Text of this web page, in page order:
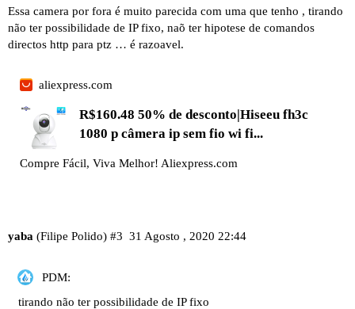
Essa camera por fora é muito parecida com uma que tenho , tirando
não ter possibilidade de IP fixo, naõ ter hipotese de comandos
directos http para ptz … é razoavel.
aliexpress.com
R$160.48 50% de desconto|Hiseeu fh3c
1080 p câmera ip sem fio wi fi...
Compre Fácil, Viva Melhor! Aliexpress.com
yaba (Filipe Polido) 31 Agosto , 2020 22:44
#3
PDM:
tirando não ter possibilidade de IP fixo